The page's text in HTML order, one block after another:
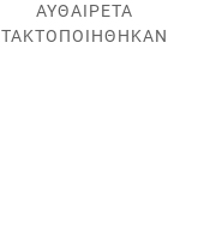
ΑΥΘΑΙΡΕΤΑ
ΤΑΚΤΟΠΟΙΗΘΗΚΑΝ